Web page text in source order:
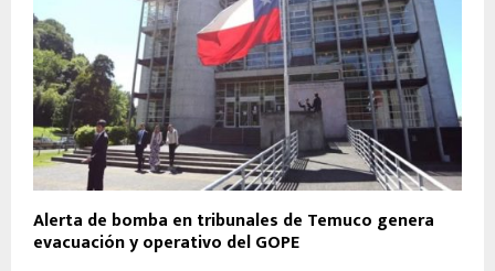
Alerta de bomba en tribunales de Temuco genera
evacuación y operativo del GOPE